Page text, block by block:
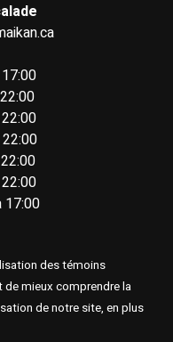
17:00
des témoins
mieux comprendre la
de notre site, en plus